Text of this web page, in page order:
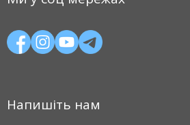
Напишіть нам